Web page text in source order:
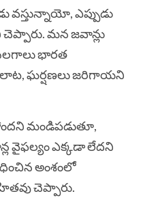
వ‌స్తున్నాయో, ఎప్పుడు
మ‌న జ‌వాన్లు
భార‌త
ఘ‌ర్ష‌ణ‌లు జ‌రిగాయ‌ని
మండిపడుతూ,
వైఫ‌ల్యం ఎక్క‌డా లేద‌ని
అంశంలో
చెప్పారు.